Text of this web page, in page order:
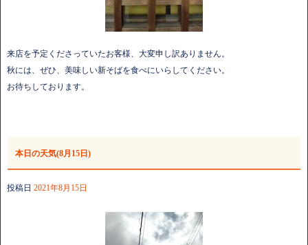
来店を予定くださっていたお客様、大変申し訳ありません。
秋には、ぜひ、美味しい新そばを食べにいらしてください。
お待ちしております。
本日の天気(8月15日)
投稿日 2021年8月15日